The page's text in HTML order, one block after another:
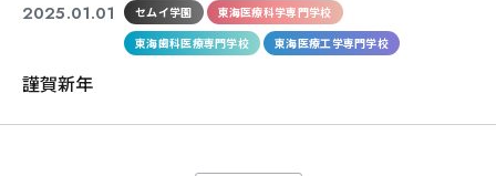
2025.01.01 セムイ学園
東海医療科学専門学校
東海歯科医療専門学校
東海医療工学専門学校
謹賀新年